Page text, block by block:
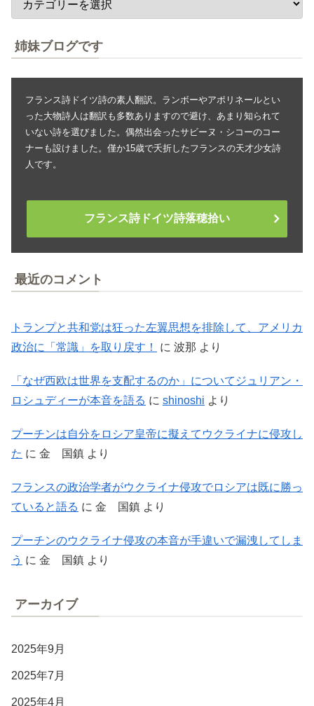
姉妹ブログです
フランス詩ドイツ詩の素人翻訳。ランボーやアポリネールとい
った大物詩人は翻訳も多数ありますので避け、あまり知られて
いない詩を選びました。偶然出会ったサビーヌ・シコーのコー
ナーも設けました。僅か15歳で夭折したフランスの天才少女詩
人です。
フランス詩ドイツ詩落穂拾い
最近のコメント
トランプと共和党は狂った左翼思想を排除して、アメリカ
政治に「常識」を取り戻す！
に 波那 より
「なぜ西欧は世界を支配するのか」についてジュリアン・
ロシュディーが本音を語る に shinoshi より
プーチンは自分をロシア皇帝に擬えてウクライナに侵攻し
た に 金 国鎮 より
フランスの政治学者がウクライナ侵攻でロシアは既に勝っ
ていると語る に 金 国鎮 より
プーチンのウクライナ侵攻の本音が手違いで漏洩してしま
う に 金 国鎮 より
アーカイブ
2025年9月
2025年7月
2025年4月